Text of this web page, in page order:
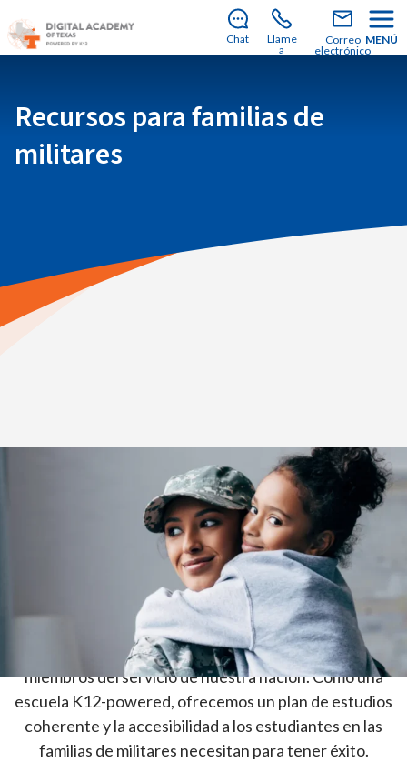
¡Aún quedan plazas para unirte a nosotros en el
curso escolar 2026-2027!
Descubre cómo
matricularte
Chat
Llame
a
Correo
electrónico
MENÚ
Recursos para familias de
militares
Nuestra escuela > Apoyo militar
DATX le saluda y apoya a sus
estudiantes
Nos sentimos honrados de poder servir a las
necesidades educativas únicas de las familias de los
miembros del servicio de nuestra nación. Como una
escuela K12-powered, ofrecemos un plan de estudios
coherente y la accesibilidad a los estudiantes en las
familias de militares necesitan para tener éxito.